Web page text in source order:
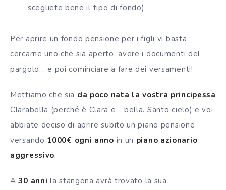
scegliete bene il tipo di fondo)
Per aprire un fondo pensione per i figli vi basta
cercarne uno che sia aperto, avere i documenti del
pargolo… e poi cominciare a fare dei versamenti!
Mettiamo che sia da poco nata la vostra principessa
Clarabella (perché è Clara e… bella. Santo cielo) e voi
abbiate deciso di aprire subito un piano pensione
versando 1000€ ogni anno in un piano azionario
aggressivo.
A30 anni la stangona avrà trovato la sua